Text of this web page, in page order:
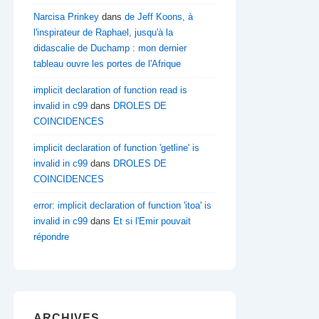
Narcisa Prinkey dans de Jeff Koons, à
l'inspirateur de Raphael, jusqu'à la
didascalie de Duchamp : mon dernier
tableau ouvre les portes de l'Afrique
implicit declaration of function read is
invalid in c99 dans DROLES DE
COINCIDENCES
implicit declaration of function 'getline' is
invalid in c99 dans DROLES DE
COINCIDENCES
error: implicit declaration of function 'itoa' is
invalid in c99 dans Et si l'Emir pouvait
répondre